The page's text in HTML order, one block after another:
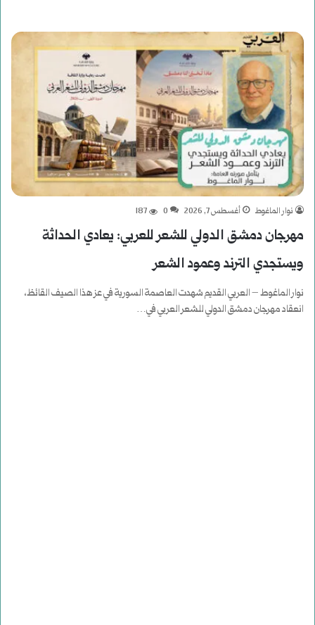
نوار الماغوط أغسطس 7, 2026 0
187
مهرجان دمشق الدولي للشعر للعربي: يعادي الحداثة
ويستجدي الترند وعمود الشعر
نوار الماغوط – العربي القديم شهدت ‎العاصمة السورية في عز هذا الصيف القائظ،
انعقاد مهرجان دمشق الدولي للشعر العربي في…